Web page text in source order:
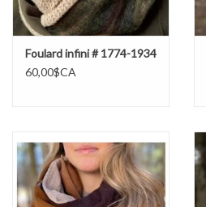
Foulard infini # 1774-1934
60,00$CA